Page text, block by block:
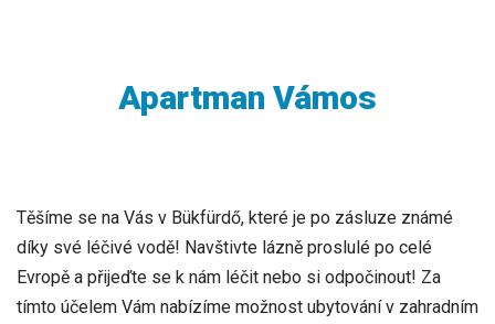
Apartman Vámos
Těšíme se na Vás v Bükfürdő, které je po zásluze známé
díky své léčivé vodě! Navštivte lázně proslulé po celé
Evropě a přijeďte se k nám léčit nebo si odpočinout! Za
tímto účelem Vám nabízíme možnost ubytování v zahradním